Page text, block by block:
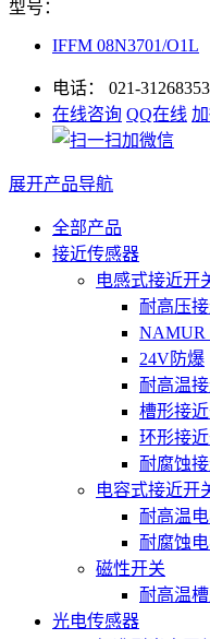
型号：
IFFM 08N3701/O1L
电话： 021-31268353
在线咨询 QQ在线
展开产品导航
全部产品
接近传感器
电感式接近开
耐高压
NAMUR
24V防爆
耐高温
槽形接
环形接
耐腐蚀
电容式接近开
耐高温
耐腐蚀
磁性开关
耐高温
光电传感器